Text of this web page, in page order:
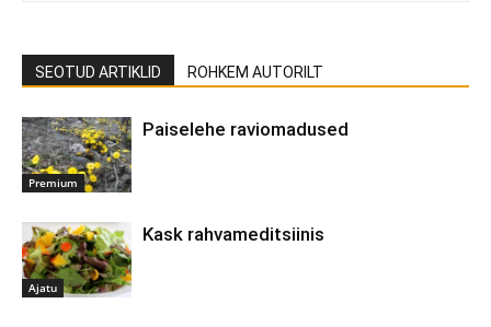
SEOTUD ARTIKLID ROHKEM AUTORILT
Premium
Paiselehe raviomadused
Ajatu
Kask rahvameditsiinis